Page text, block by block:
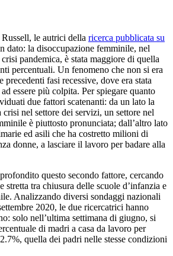
le autrici della ricerca pubblicata su
dato: la disoccupazione femminile, nel
pandemica, è stata maggiore di quella
percentuali. Un fenomeno che non si era
fasi recessive, dove era stata
essere più colpita. Per spiegare quanto
due fattori scatenanti: da un lato la
nel settore dei servizi, un settore nel
è piuttosto pronunciata; dall’altro lato
ed asili che ha costretto milioni di
donne, a lasciare il lavoro per badare alla
questo secondo fattore, cercando
stretta tra chiusura delle scuole d’infanzia e
Analizzando diversi sondaggi nazionali
2020, le due ricercatrici hanno
solo nell’ultima settimana di giugno, si
di madri a casa da lavoro per
quella dei padri nelle stesse condizioni